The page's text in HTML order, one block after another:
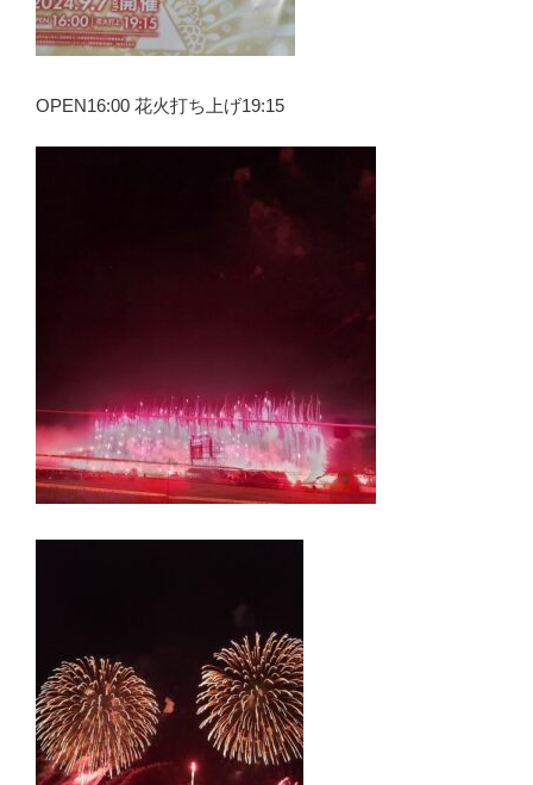
OPEN16:00 花火打ち上げ19:15